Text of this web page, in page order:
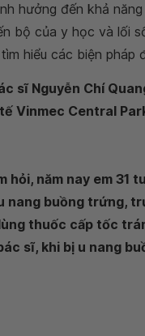
hưởng đến khả
bộ của y học và lối
hiểu các biện
sĩ Nguyễn Chí
Vinmec Central
hỏi, năm nay em 31
nang buồng trứng,
thuốc cấp tốc
sĩ, khi bị u nang